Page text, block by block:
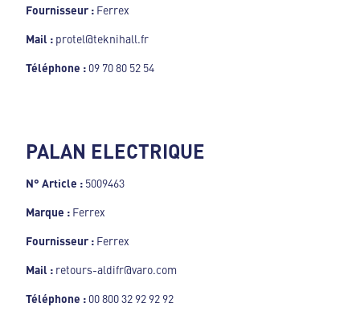
Fournisseur : Ferrex
Mail : protel@teknihall.fr
Téléphone : 09 70 80 52 54
PALAN ELECTRIQUE
N° Article : 5009463
Marque : Ferrex
Fournisseur : Ferrex
Mail : retours-aldifr@varo.com
Téléphone : 00 800 32 92 92 92